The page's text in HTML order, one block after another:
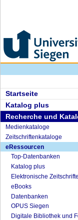
Startseite
Katalog plus
Recherche und
Medienkataloge
Zeitschriftenkataloge
eRessourcen
Top-Datenbanken
Katalog plus
Elektronische
eBooks
Datenbanken
OPUS Siegen
Digitale Bibliothek und